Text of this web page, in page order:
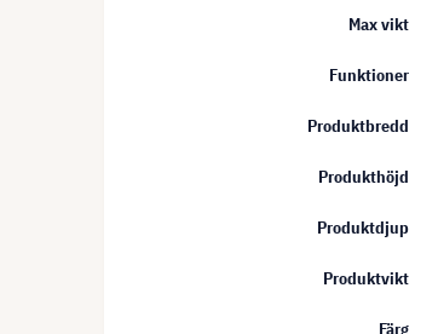
Max vikt
Funktioner
Produktbredd
Produkthöjd
Produktdjup
Produktvikt
Färg